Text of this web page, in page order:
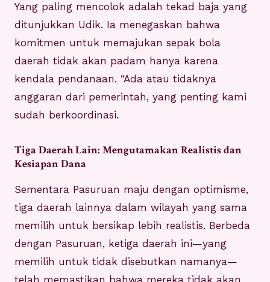
Yang paling mencolok adalah tekad baja yang
ditunjukkan Udik. Ia menegaskan bahwa
komitmen untuk memajukan sepak bola
daerah tidak akan padam hanya karena
kendala pendanaan. “Ada atau tidaknya
anggaran dari pemerintah, yang penting kami
sudah berkoordinasi.
Tiga Daerah Lain: Mengutamakan Realistis dan
Kesiapan Dana
Sementara Pasuruan maju dengan optimisme,
tiga daerah lainnya dalam wilayah yang sama
memilih untuk bersikap lebih realistis. Berbeda
dengan Pasuruan, ketiga daerah ini—yang
memilih untuk tidak disebutkan namanya—